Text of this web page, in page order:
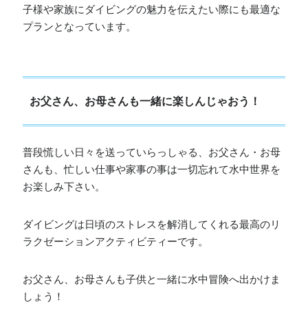
子様や家族にダイビングの魅力を伝えたい際にも最適な
プランとなっています。
お父さん、お母さんも一緒に楽しんじゃおう！
普段慌しい日々を送っていらっしゃる、お父さん・お母
さんも、忙しい仕事や家事の事は一切忘れて水中世界を
お楽しみ下さい。
ダイビングは日頃のストレスを解消してくれる最高のリ
ラクゼーションアクティビティーです。
お父さん、お母さんも子供と一緒に水中冒険へ出かけま
しょう！